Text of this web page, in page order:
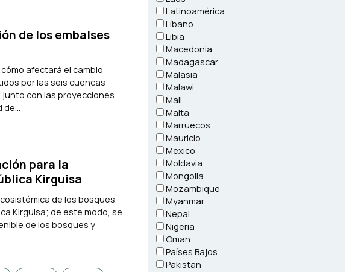
de los embalses
afectará el cambio
por las seis cuencas
junto con las proyecciones
de...
para la
Kirguisa
de los bosques
Kirguisa; de este modo, se
de los bosques y
Latinoamérica
Líbano
Libia
Macedonia
Madagascar
Malasia
Malawi
Mali
Malta
Marruecos
Mauricio
Mexico
Moldavia
Mongolia
Mozambique
Myanmar
Nepal
Nigeria
Oman
Países Bajos
Pakistan